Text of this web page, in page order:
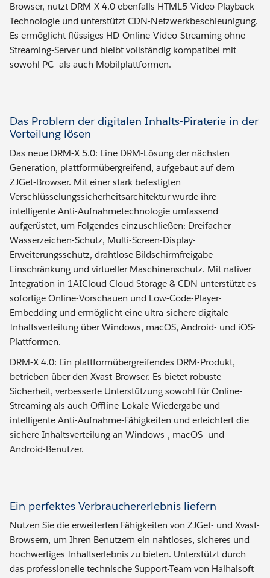
Browser, nutzt DRM-X 4.0 ebenfalls HTML5-Video-Playback-
Technologie und unterstützt CDN-Netzwerkbeschleunigung.
Es ermöglicht flüssiges HD-Online-Video-Streaming ohne
Streaming-Server und bleibt vollständig kompatibel mit
sowohl PC- als auch Mobilplattformen.
Das Problem der digitalen Inhalts-Piraterie in der
Verteilung lösen
Das neue DRM-X 5.0: Eine DRM-Lösung der nächsten
Generation, plattformübergreifend, aufgebaut auf dem
ZJGet-Browser. Mit einer stark befestigten
Verschlüsselungssicherheitsarchitektur wurde ihre
intelligente Anti-Aufnahmetechnologie umfassend
aufgerüstet, um Folgendes einzuschließen: Dreifacher
Wasserzeichen-Schutz, Multi-Screen-Display-
Erweiterungsschutz, drahtlose Bildschirmfreigabe-
Einschränkung und virtueller Maschinenschutz. Mit nativer
Integration in 1AICloud Cloud Storage & CDN unterstützt es
sofortige Online-Vorschauen und Low-Code-Player-
Embedding und ermöglicht eine ultra-sichere digitale
Inhaltsverteilung über Windows, macOS, Android- und iOS-
Plattformen.
DRM-X 4.0: Ein plattformübergreifendes DRM-Produkt,
betrieben über den Xvast-Browser. Es bietet robuste
Sicherheit, verbesserte Unterstützung sowohl für Online-
Streaming als auch Offline-Lokale-Wiedergabe und
intelligente Anti-Aufnahme-Fähigkeiten und erleichtert die
sichere Inhaltsverteilung an Windows-, macOS- und
Android-Benutzer.
Ein perfektes Verbrauchererlebnis liefern
Nutzen Sie die erweiterten Fähigkeiten von ZJGet- und Xvast-
Browsern, um Ihren Benutzern ein nahtloses, sicheres und
hochwertiges Inhaltserlebnis zu bieten. Unterstützt durch
das professionelle technische Support-Team von Haihaisoft